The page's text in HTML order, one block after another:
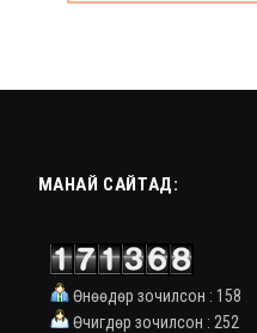
МАНАЙ САЙТАД:
Өнөөдөр зочилсон : 158
Өчигдөр зочилсон : 252